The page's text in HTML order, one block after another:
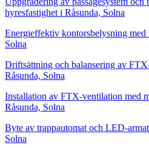
hyresfastighet i Råsunda, Solna
Energieffektiv kontorsbelysning med
Solna
Driftsättning och balansering av
Råsunda, Solna
Installation av FTX-ventilation med
Råsunda, Solna
Byte av trappautomat och LED-
Solna